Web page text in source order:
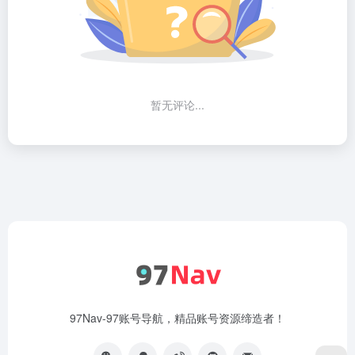
暂无评论...
97Nav-97账号导航，精品账号资源缔造者！